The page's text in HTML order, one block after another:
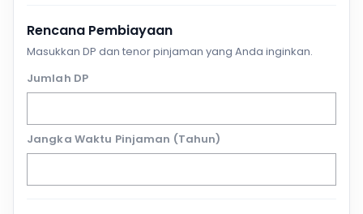
Rencana Pembiayaan
Masukkan DP dan tenor pinjaman yang Anda inginkan.
Jumlah DP
Jangka Waktu Pinjaman (Tahun)